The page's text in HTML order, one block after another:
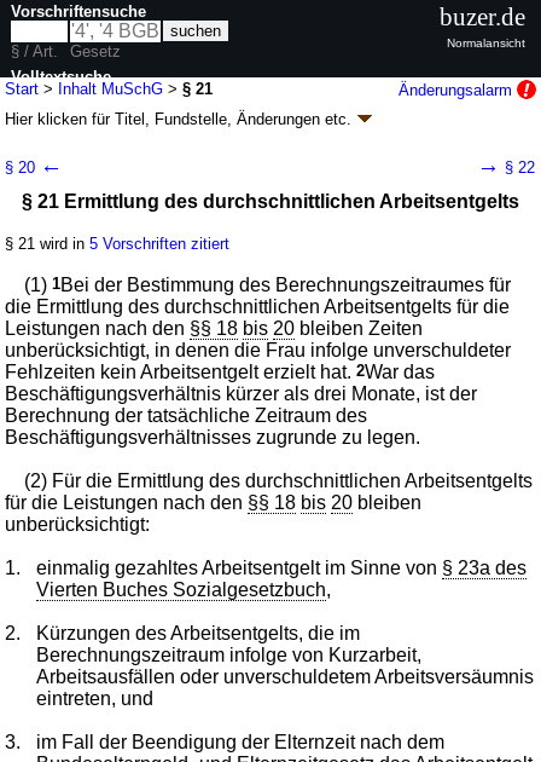
Start > Inhalt MuSchG >§ 21
Änderungsalarm
Hier klicken fürTitel, Fundstelle, Änderungen etc.
Artikel 13G. v. 22.12.2025BGBl. 2025 I Nr. 371
Frauenarbeitsschutz
wird in 95 Vorschriften zitiert
Abschnitt 4 Leistungen
§ 20 ← → § 22
§ 21 Ermittlung des durchschnittlichen Arbeitsentgelts
§ 21 wird in5 Vorschriften zitiert
(1)1Bei der Bestimmung des Berechnungszeitraumes für
die Ermittlung des durchschnittlichen Arbeitsentgelts für die
Leistungen nach den §§ 18 bis 20 bleiben Zeiten
unberücksichtigt, in denen die Frau infolge unverschuldeter
Fehlzeiten kein Arbeitsentgelt erzielt hat.2War das
Beschäftigungsverhältnis kürzer als drei Monate, ist der
Berechnung der tatsächliche Zeitraum des
Beschäftigungsverhältnisses zugrunde zu legen.
(2) Für die Ermittlung des durchschnittlichen Arbeitsentgelts
für die Leistungen nach den §§ 18 bis 20 bleiben
unberücksichtigt:
1. einmalig gezahltes Arbeitsentgelt im Sinne von § 23a des
Vierten Buches Sozialgesetzbuch,
2.
Kürzungen des Arbeitsentgelts, die im
Berechnungszeitraum infolge von Kurzarbeit,
Arbeitsausfällen oder unverschuldetem Arbeitsversäumnis
eintreten, und
3.
im Fall der Beendigung der Elternzeit nach dem
Vorschriftensuche
§ / Art.
Gesetz
Volltextsuche
nur in MuSchG
buzer.de
Normalansicht